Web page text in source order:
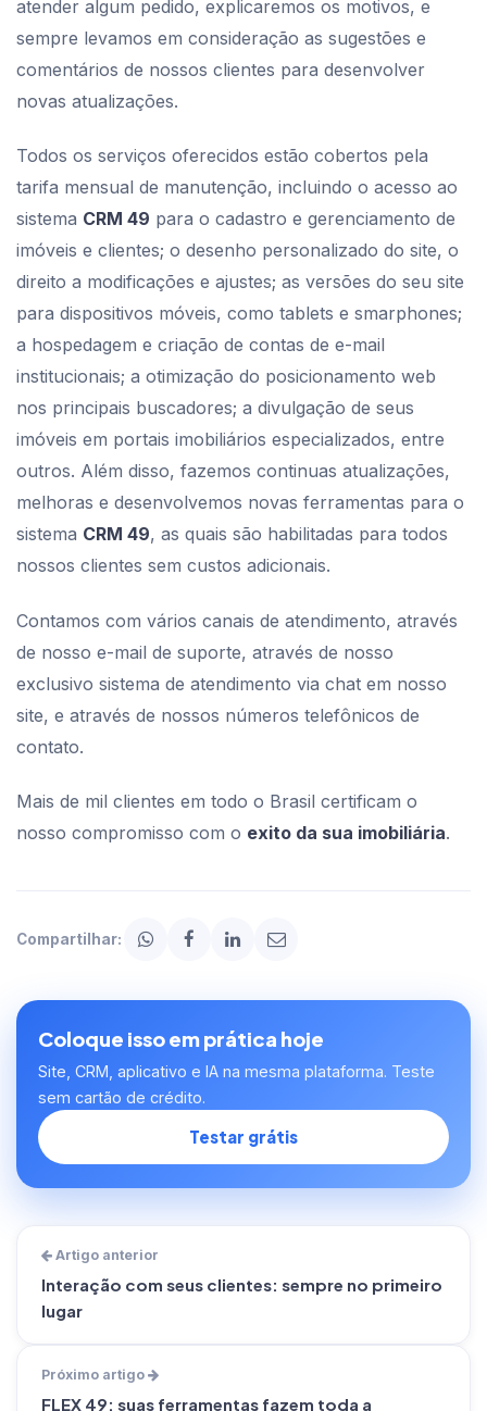
atender algum pedido, explicaremos os motivos, e
sempre levamos em consideração as sugestões e
comentários de nossos clientes para desenvolver
novas atualizações.
Todos os serviços oferecidos estão cobertos pela
tarifa mensual de manutenção, incluindo o acesso ao
sistema CRM 49 para o cadastro e gerenciamento de
imóveis e clientes; o desenho personalizado do site, o
direito a modificações e ajustes; as versões do seu site
para dispositivos móveis, como tablets e smarphones;
a hospedagem e criação de contas de e-mail
institucionais; a otimização do posicionamento web
nos principais buscadores; a divulgação de seus
imóveis em portais imobiliários especializados, entre
outros. Além disso, fazemos continuas atualizações,
melhoras e desenvolvemos novas ferramentas para o
sistema CRM 49, as quais são habilitadas para todos
nossos clientes sem custos adicionais.
Contamos com vários canais de atendimento, através
de nosso e-mail de suporte, através de nosso
exclusivo sistema de atendimento via chat em nosso
site, e através de nossos números telefônicos de
contato.
Mais de mil clientes em todo o Brasil certificam o
nosso compromisso com o exito da sua imobiliária.
Compartilhar:
Coloque isso em prática hoje
Site, CRM, aplicativo e IA na mesma plataforma. Teste
sem cartão de crédito.
Testar grátis
Artigo anterior
Interação com seus clientes: sempre no primeiro
lugar
Próximo artigo
FLEX 49: suas ferramentas fazem toda a